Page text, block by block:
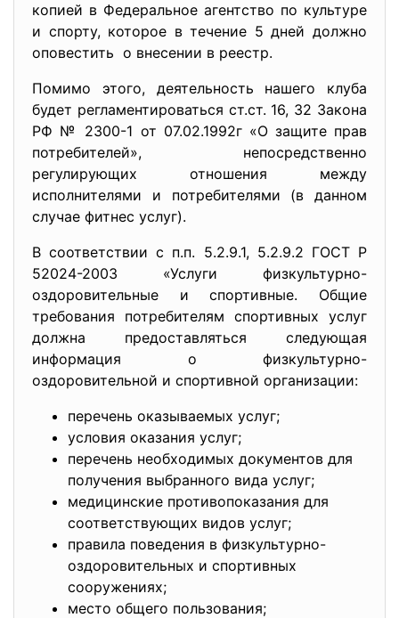
копией в Федеральное агентство по культуре
и спорту, которое в течение 5 дней должно
оповестить о внесении в реестр.
Помимо этого, деятельность нашего клуба
будет регламентироваться ст.ст. 16, 32 Закона
РФ № 2300-1 от 07.02.1992г «О защите прав
потребителей», непосредственно
регулирующих отношения между
исполнителями и потребителями (в данном
случае фитнес услуг).
В соответствии с п.п. 5.2.9.1, 5.2.9.2 ГОСТ Р
52024-2003 «Услуги физкультурно-
оздоровительные и спортивные. Общие
требования потребителям спортивных услуг
должна предоставляться следующая
информация о физкультурно-
оздоровительной и спортивной организации:
перечень оказываемых услуг;
условия оказания услуг;
перечень необходимых документов для
получения выбранного вида услуг;
медицинские противопоказания для
соответствующих видов услуг;
правила поведения в физкультурно-
оздоровительных и спортивных
сооружениях;
место общего пользования;